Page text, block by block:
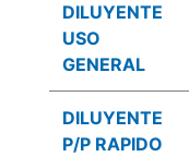
DILUYENTE
USO
GENERAL
DILUYENTE
P/P RAPIDO